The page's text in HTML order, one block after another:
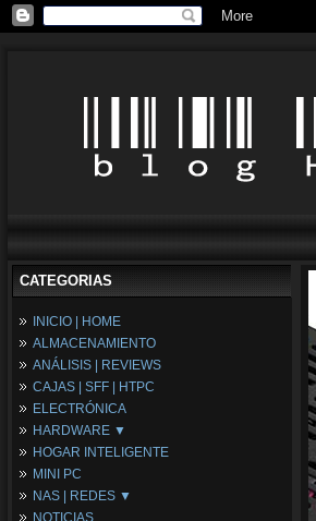
CATEGORIAS
INICIO | HOME
ALMACENAMIENTO
ANÁLISIS | REVIEWS
CAJAS | SFF | HTPC
ELECTRÓNICA
HARDWARE ▼
Fuentes de Alimentación
Memória RAM
Placas Base
Procesadores
HOGAR INTELIGENTE
MINI PC
NAS | REDES ▼
NAS
NOTICIAS